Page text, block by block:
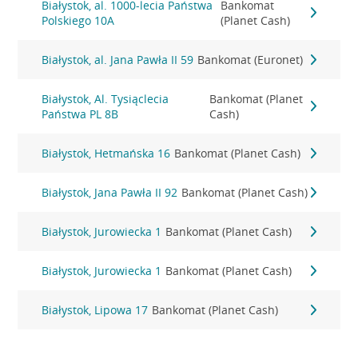
Białystok, al. 1000-lecia Państwa
Polskiego 10A
Bankomat
(Planet Cash)
Białystok, al. Jana Pawła II 59 Bankomat (Euronet)
Białystok, Al. Tysiąclecia
Państwa PL 8B
Bankomat (Planet
Cash)
Białystok, Hetmańska 16 Bankomat (Planet Cash)
Białystok, Jana Pawła II 92 Bankomat (Planet Cash)
Białystok, Jurowiecka 1 Bankomat (Planet Cash)
Białystok, Jurowiecka 1 Bankomat (Planet Cash)
Białystok, Lipowa 17 Bankomat (Planet Cash)